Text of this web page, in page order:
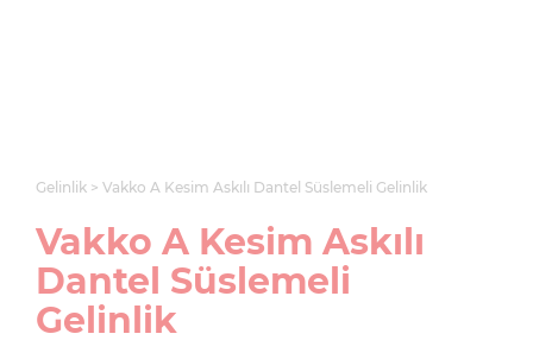
Gelinlik Vakko A Kesim Askılı Dantel Süslemeli Gelinlik
Vakko A Kesim Askılı
Dantel Süslemeli
Gelinlik